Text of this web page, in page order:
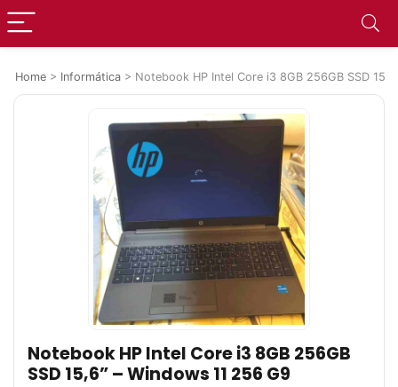
Home > Informática > Notebook HP Intel Core i3 8GB 256GB SSD
Notebook HP Intel Core i3 8GB 256GB
SSD 15,6” – Windows 11 256 G9